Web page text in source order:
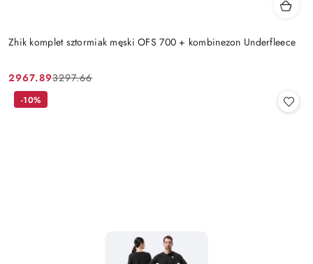
Zhik komplet sztormiak męski OFS 700 + kombinezon Underfleece
Cena
promocyjna:
2967.89
Cena
przed
3297.66
-10%